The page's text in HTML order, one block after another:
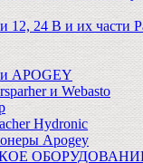
12, 24 В и их части
APOGEY
и Webasto
Hydronic
Apogey